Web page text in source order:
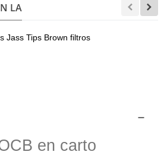
LA
Jass Tips Brown filtros
en carto